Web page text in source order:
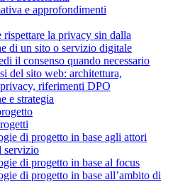
e approfondimenti
rispettare la privacy sin dalla
di un sito o servizio digitale
il consenso quando necessario
del sito web: architettura,
riferimenti DPO
e strategia
di progetto in base agli attori
servizio
di progetto in base al focus
di progetto in base all’ambito di